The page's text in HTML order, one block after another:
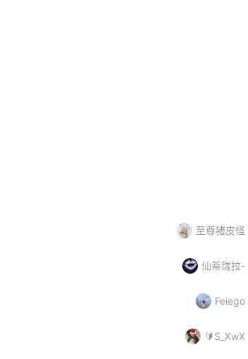
至尊猪皮怪
仙蒂瑞拉-
Feiego
🔰S_XwX